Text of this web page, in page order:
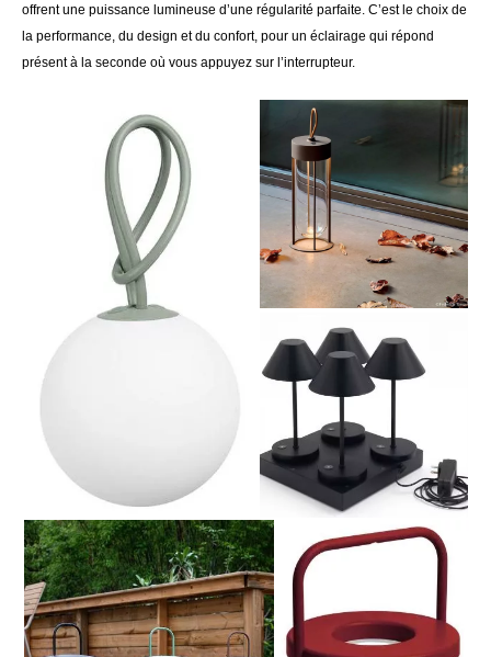
offrent une puissance lumineuse d’une régularité parfaite. C’est le choix de
la performance, du design et du confort, pour un éclairage qui répond
présent à la seconde où vous appuyez sur l’interrupteur.